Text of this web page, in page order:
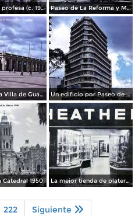
Iglesia de la profesa (c. 1950) Paseo de La Reforma y Mto a La Independencia 1950
El atrio de la Villa de Guadalupe 1950. Un edificio por Paseo de La Reforma 1950
Catedral 1950 La mejor tienda de plateria.
222 Siguiente